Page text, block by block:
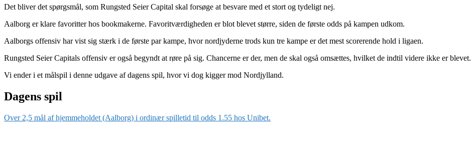
Det bliver det spørgsmål, som Rungsted Seier Capital skal forsøge at besvare med et stort og tydeligt nej.
Aalborg er klare favoritter hos bookmakerne. Favoritværdigheden er blot blevet større, siden de første odds på kampen udkom.
Aalborgs offensiv har vist sig stærk i de første par kampe, hvor nordjyderne trods kun tre kampe er det mest scorerende hold i ligaen.
Rungsted Seier Capitals offensiv er også begyndt at røre på sig. Chancerne er der, men de skal også omsættes, hvilket de indtil videre ikke er blevet.
Vi ender i et målspil i denne udgave af dagens spil, hvor vi dog kigger mod Nordjylland.
Dagens spil
Over 2,5 mål af hjemmeholdet (Aalborg) i ordinær spilletid til odds 1.55 hos Unibet.